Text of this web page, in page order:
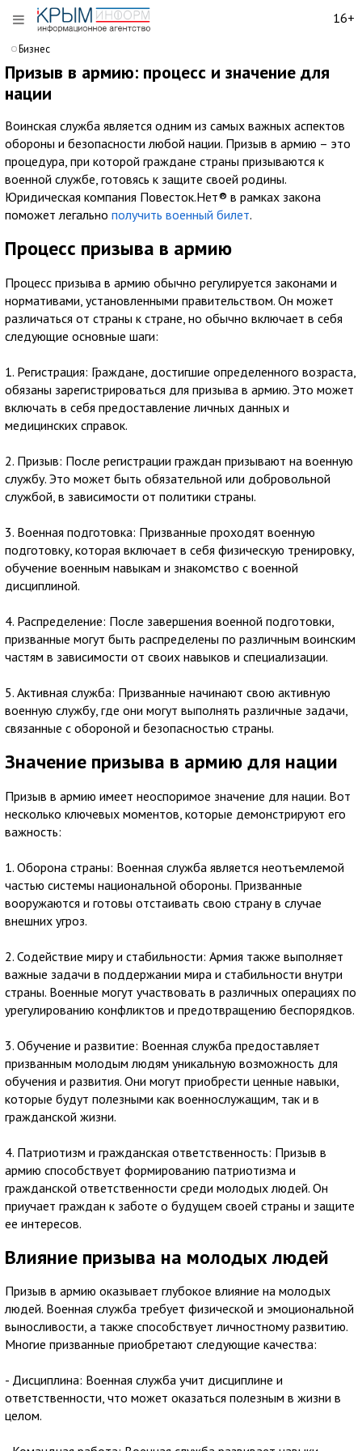
16+
Бизнес
Призыв в армию: процесс и значение для
нации
Воинская служба является одним из самых важных аспектов
обороны и безопасности любой нации. Призыв в армию – это
процедура, при которой граждане страны призываются к
военной службе, готовясь к защите своей родины.
Юридическая компания Повесток.Нет® в рамках закона
поможет легально получить военный билет.
Процесс призыва в армию
Процесс призыва в армию обычно регулируется законами и
нормативами, установленными правительством. Он может
различаться от страны к стране, но обычно включает в себя
следующие основные шаги:
1. Регистрация: Граждане, достигшие определенного возраста,
обязаны зарегистрироваться для призыва в армию. Это может
включать в себя предоставление личных данных и
медицинских справок.
2. Призыв: После регистрации граждан призывают на военную
службу. Это может быть обязательной или добровольной
службой, в зависимости от политики страны.
3. Военная подготовка: Призванные проходят военную
подготовку, которая включает в себя физическую тренировку,
обучение военным навыкам и знакомство с военной
дисциплиной.
4. Распределение: После завершения военной подготовки,
призванные могут быть распределены по различным воинским
частям в зависимости от своих навыков и специализации.
5. Активная служба: Призванные начинают свою активную
военную службу, где они могут выполнять различные задачи,
связанные с обороной и безопасностью страны.
Значение призыва в армию для нации
Призыв в армию имеет неоспоримое значение для нации. Вот
несколько ключевых моментов, которые демонстрируют его
важность:
1. Оборона страны: Военная служба является неотъемлемой
частью системы национальной обороны. Призванные
вооружаются и готовы отстаивать свою страну в случае
внешних угроз.
2. Содействие миру и стабильности: Армия также выполняет
важные задачи в поддержании мира и стабильности внутри
страны. Военные могут участвовать в различных операциях по
урегулированию конфликтов и предотвращению беспорядков.
3. Обучение и развитие: Военная служба предоставляет
призванным молодым людям уникальную возможность для
обучения и развития. Они могут приобрести ценные навыки,
которые будут полезными как военнослужащим, так и в
гражданской жизни.
4. Патриотизм и гражданская ответственность: Призыв в
армию способствует формированию патриотизма и
гражданской ответственности среди молодых людей. Он
приучает граждан к заботе о будущем своей страны и защите
ее интересов.
Влияние призыва на молодых людей
Призыв в армию оказывает глубокое влияние на молодых
людей. Военная служба требует физической и эмоциональной
выносливости, а также способствует личностному развитию.
Многие призванные приобретают следующие качества:
- Дисциплина: Военная служба учит дисциплине и
ответственности, что может оказаться полезным в жизни в
целом.